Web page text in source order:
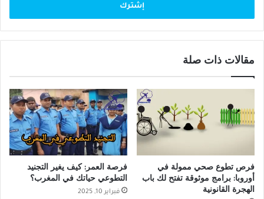
مقالات ذات صلة
فرص تطوع صحي ممولة في
أوروبا: برامج موثوقة تفتح لك باب
الهجرة القانونية
فرصة العمر: كيف يغير التجنيد
التطوعي حياتك في المغرب؟
فبراير 10, 2025